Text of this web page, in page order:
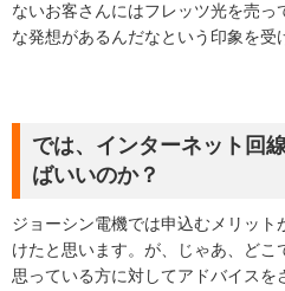
ないお客さんにはフレッツ光を売っ
な発想があるんだなという印象を受
では、インターネット回
ばいいのか？
ジョーシン電機では申込むメリッ
けたと思います。が、じゃあ、ど
思っている方に対してアドバイスを